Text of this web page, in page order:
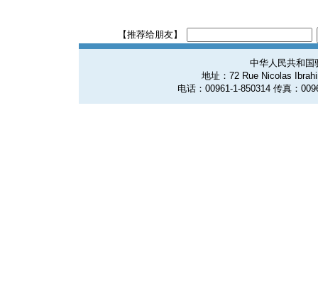
【推荐给朋友】
中华人民共和国
地址：72 Rue Nicolas
电话：00961-1-850314 传真：